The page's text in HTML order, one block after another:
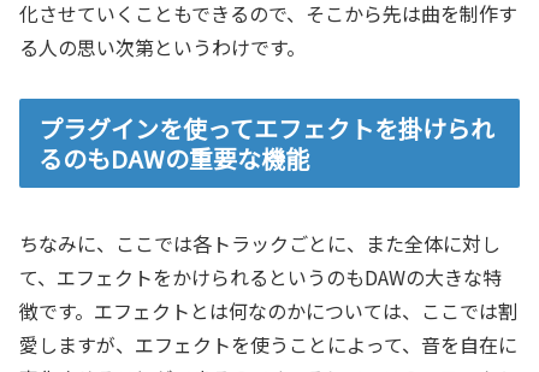
化させていくこともできるので、そこから先は曲を制作す
る人の思い次第というわけです。
プラグインを使ってエフェクトを掛けられ
るのもDAWの重要な機能
ちなみに、ここでは各トラックごとに、また全体に対し
て、エフェクトをかけられるというのもDAWの大きな特
徴です。エフェクトとは何なのかについては、ここでは割
愛しますが、エフェクトを使うことによって、音を自在に